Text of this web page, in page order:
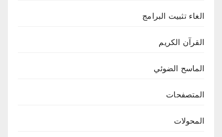
الغاء تثبيت البرامج
القرآن الكريم
الماسح الضوئي
المتصفحات
المحولات